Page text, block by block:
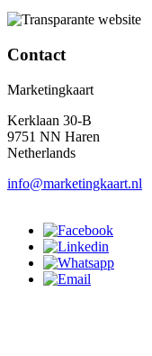
Contact
Marketingkaart
Kerklaan 30-B
9751 NN Haren
Netherlands
info@marketingkaart.nl